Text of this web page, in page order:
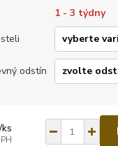
1 - 3 týdny
odstín
ks